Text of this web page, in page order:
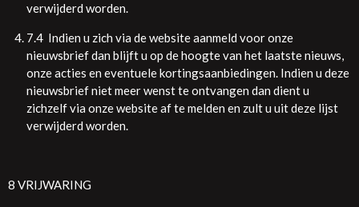
verwijderd worden.
7.4 Indien u zich via de website aanmeld voor onze
nieuwsbrief dan blijft u op de hoogte van het laatste nieuws,
onze acties en eventuele kortingsaanbiedingen. Indien u deze
nieuwsbrief niet meer wenst te ontvangen dan dient u
zichzelf via onze website af te melden en zult u uit deze lijst
verwijderd worden.
8 VRIJWARING